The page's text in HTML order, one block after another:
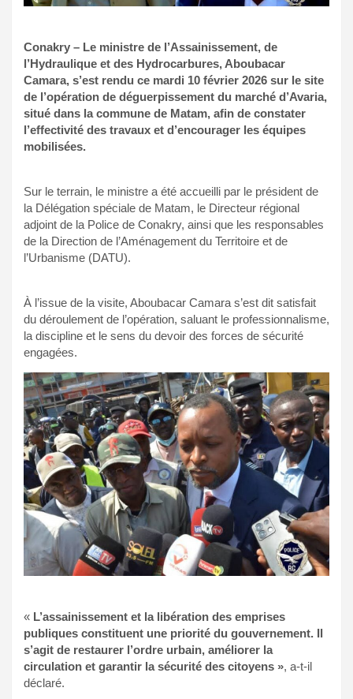
Conakry – Le ministre de l’Assainissement, de
l’Hydraulique et des Hydrocarbures, Aboubacar
Camara, s’est rendu ce mardi 10 février 2026 sur le site
de l’opération de déguerpissement du marché d’Avaria,
situé dans la commune de Matam, afin de constater
l’effectivité des travaux et d’encourager les équipes
mobilisées.
Sur le terrain, le ministre a été accueilli par le président de
la Délégation spéciale de Matam, le Directeur régional
adjoint de la Police de Conakry, ainsi que les responsables
de la Direction de l’Aménagement du Territoire et de
l’Urbanisme (DATU).
À l’issue de la visite, Aboubacar Camara s’est dit satisfait
du déroulement de l’opération, saluant le professionnalisme,
la discipline et le sens du devoir des forces de sécurité
engagées.
« L’assainissement et la libération des emprises
publiques constituent une priorité du gouvernement. Il
s’agit de restaurer l’ordre urbain, améliorer la
circulation et garantir la sécurité des citoyens », a-t-il
déclaré.